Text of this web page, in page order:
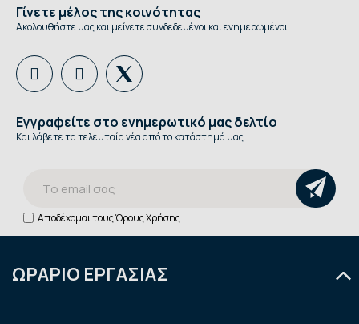
Γίνετε μέλος της κοινότητας
Ακολουθήστε μας και μείνετε συνδεδεμένοι και ενημερωμένοι.
Εγγραφείτε στο ενημερωτικό μας δελτίο
Και λάβετε τα τελευταία νέα από το κατάστημά μας.
Αποδέχομαι τουςΌρους Χρήσης
ΩΡΑΡΙΟ ΕΡΓΑΣΙΑΣ